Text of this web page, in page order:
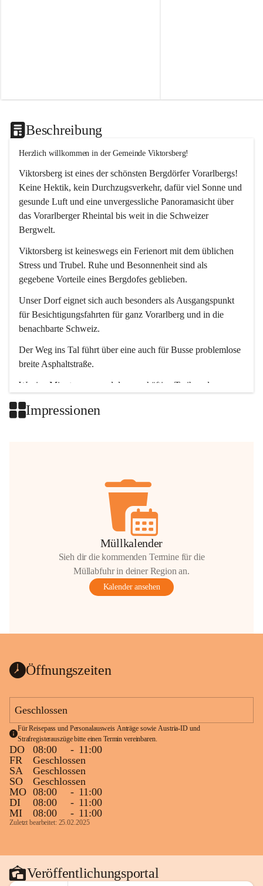
Beschreibung
Herzlich willkommen in der Gemeinde Viktorsberg!
Viktorsberg ist eines der schönsten Bergdörfer Vorarlbergs!
Keine Hektik, kein Durchzugsverkehr, dafür viel Sonne und
gesunde Luft und eine unvergessliche Panoramasicht über
das Vorarlberger Rheintal bis weit in die Schweizer
Bergwelt.
Viktorsberg ist keineswegs ein Ferienort mit dem üblichen
Stress und Trubel. Ruhe und Besonnenheit sind als
gegebene Vorteile eines Bergdofes geblieben.
Unser Dorf eignet sich auch besonders als Ausgangspunkt
für Besichtigungsfahrten für ganz Vorarlberg und in die
benachbarte Schweiz.
Der Weg ins Tal führt über eine auch für Busse problemlose
breite Asphaltstraße.
Wenige Minuten nur, und das geschäftige Treiben der
Impressionen
Müllkalender
Sieh dir die kommenden Termine für die
Müllabfuhr in deiner Region an.
Kalender ansehen
Öffnungszeiten
Geschlossen
Für Reisepass und Personalausweis Anträge sowie Austria-ID und
Strafregisterauszüge bitte einen Termin vereinbaren.
DO 08:00 - 11:00
FR
Geschlossen
SA
Geschlossen
SO
Geschlossen
MO 08:00 - 11:00
DI
08:00 - 11:00
MI
08:00 - 11:00
Zuletzt bearbeitet: 25.02.2025
Veröffentlichungsportal